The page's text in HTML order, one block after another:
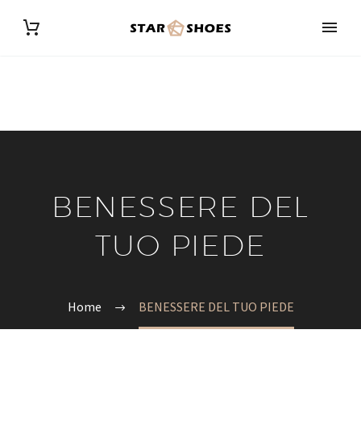
BENESSERE DEL
TUO PIEDE
Home BENESSERE DEL TUO PIEDE